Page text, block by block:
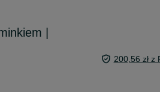
|
200,56 zł z